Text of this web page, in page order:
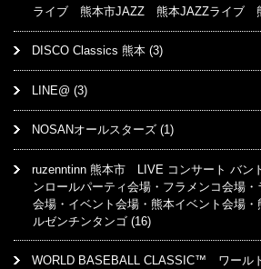
ライブ 熊本市JAZZ 熊本JAZZライブ
DISCO Classics 熊本 (3)
LINE@ (3)
NOSANオールスターズ (1)
ruzenntinn 熊本市 LIVE コンサート バン
ンロールパーティ会場・フラメンコ会場
会場・イベント会場・熊本イベント会場
ルゼンチンタンゴ (16)
WORLD BASEBALL CLASSIC™ ワール